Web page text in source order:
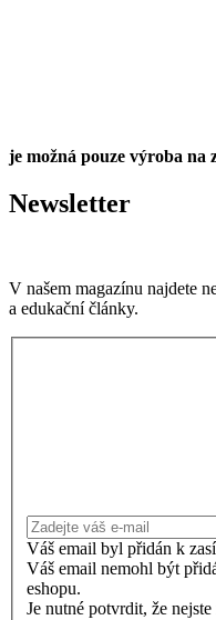
je možná pouze výroba na
Newsletter
V našem magazínu najdete
a edukační články.
Váš email byl přidán k
Váš email nemohl být
eshopu.
Je nutné potvrdit, že